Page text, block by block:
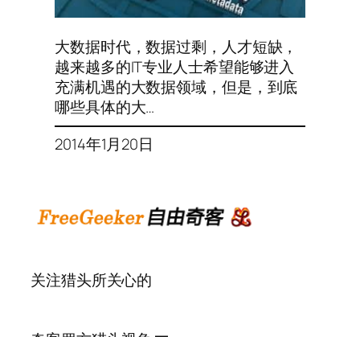
大数据时代，数据过剩，人才短缺，
越来越多的IT专业人士希望能够进入
充满机遇的大数据领域，但是，到底
哪些具体的大…
2014年1月20日
关注猎头所关心的